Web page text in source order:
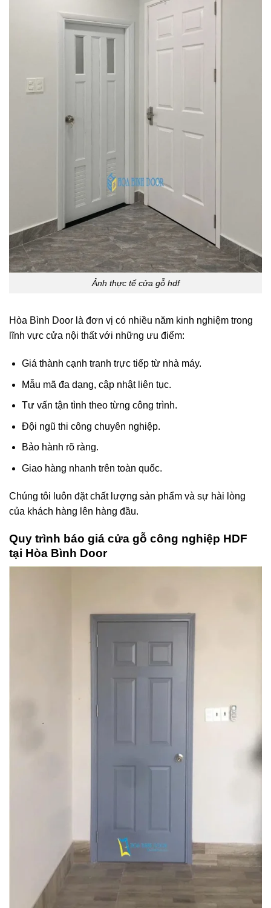
Ảnh thực tế cửa gỗ hdf
Hòa Bình Door là đơn vị có nhiều năm kinh nghiệm trong
lĩnh vực cửa nội thất với những ưu điểm:
Giá thành cạnh tranh trực tiếp từ nhà máy.
Mẫu mã đa dạng, cập nhật liên tục.
Tư vấn tận tình theo từng công trình.
Đội ngũ thi công chuyên nghiệp.
Bảo hành rõ ràng.
Giao hàng nhanh trên toàn quốc.
Chúng tôi luôn đặt chất lượng sản phẩm và sự hài lòng
của khách hàng lên hàng đầu.
Quy trình báo giá cửa gỗ công nghiệp HDF
tại Hòa Bình Door